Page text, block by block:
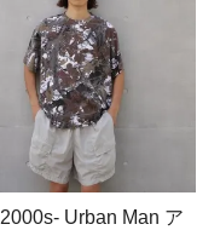
2000s- Urban Man ア